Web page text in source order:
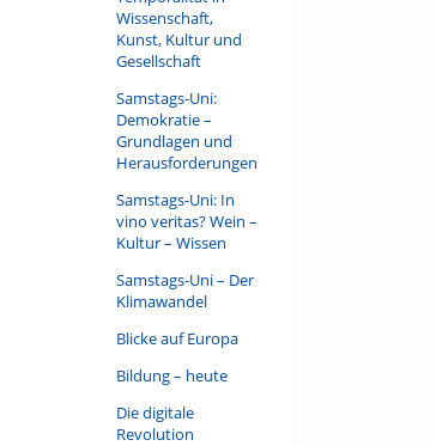
Wissenschaft,
Kunst, Kultur und
Gesellschaft
Samstags-Uni:
Demokratie –
Grundlagen und
Herausforderungen
Samstags-Uni: In
vino veritas? Wein –
Kultur – Wissen
Samstags-Uni – Der
Klimawandel
Blicke auf Europa
Bildung – heute
Die digitale
Revolution